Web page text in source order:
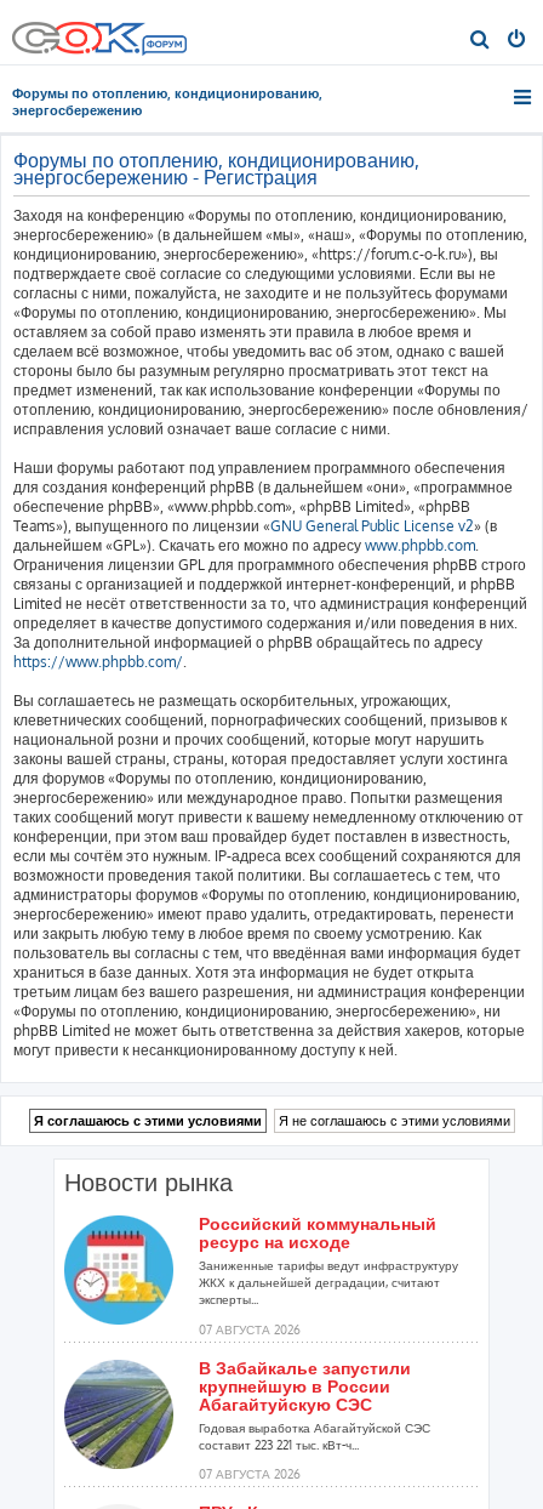
о
Форумы по отоплению, кондиционированию,
энергосбережению
Форумы по отоплению, кондиционированию,
энергосбережению - Регистрация
Заходя на конференцию «Форумы по отоплению, кондиционированию,
энергосбережению» (в дальнейшем «мы», «наш», «Форумы по отоплению,
кондиционированию, энергосбережению», «https://forum.c-o-k.ru»), вы
подтверждаете своё согласие со следующими условиями. Если вы не
согласны с ними, пожалуйста, не заходите и не пользуйтесь форумами
«Форумы по отоплению, кондиционированию, энергосбережению». Мы
оставляем за собой право изменять эти правила в любое время и
сделаем всё возможное, чтобы уведомить вас об этом, однако с вашей
стороны было бы разумным регулярно просматривать этот текст на
предмет изменений, так как использование конференции «Форумы по
отоплению, кондиционированию, энергосбережению» после обновления/
исправления условий означает ваше согласие с ними.
Наши форумы работают под управлением программного обеспечения
для создания конференций phpBB (в дальнейшем «они», «программное
обеспечение phpBB», «www.phpbb.com», «phpBB Limited», «phpBB
Teams»), выпущенного по лицензии «GNU General Public License v2» (в
дальнейшем «GPL»). Скачать его можно по адресу www.phpbb.com.
Ограничения лицензии GPL для программного обеспечения phpBB строго
связаны с организацией и поддержкой интернет-конференций, и phpBB
Limited не несёт ответственности за то, что администрация конференций
определяет в качестве допустимого содержания и/или поведения в них.
За дополнительной информацией о phpBB обращайтесь по адресу
https://www.phpbb.com/.
Вы соглашаетесь не размещать оскорбительных, угрожающих,
клеветнических сообщений, порнографических сообщений, призывов к
национальной розни и прочих сообщений, которые могут нарушить
законы вашей страны, страны, которая предоставляет услуги хостинга
для форумов «Форумы по отоплению, кондиционированию,
энергосбережению» или международное право. Попытки размещения
таких сообщений могут привести к вашему немедленному отключению от
конференции, при этом ваш провайдер будет поставлен в известность,
если мы сочтём это нужным. IP-адреса всех сообщений сохраняются для
возможности проведения такой политики. Вы соглашаетесь с тем, что
администраторы форумов «Форумы по отоплению, кондиционированию,
энергосбережению» имеют право удалить, отредактировать, перенести
или закрыть любую тему в любое время по своему усмотрению. Как
пользователь вы согласны с тем, что введённая вами информация будет
храниться в базе данных. Хотя эта информация не будет открыта
третьим лицам без вашего разрешения, ни администрация конференции
«Форумы по отоплению, кондиционированию, энергосбережению», ни
phpBB Limited не может быть ответственна за действия хакеров, которые
могут привести к несанкционированному доступу к ней.
Новости рынка
Российский коммунальный
ресурс на исходе
Заниженные тарифы ведут инфраструктуру
ЖКХ к дальнейшей деградации, считают
эксперты...
07 АВГУСТА 2026
В Забайкалье запустили
крупнейшую в России
Абагайтуйскую СЭС
Годовая выработка Абагайтуйской СЭС
составит 223 221 тыс. кВт-ч...
07 АВГУСТА 2026